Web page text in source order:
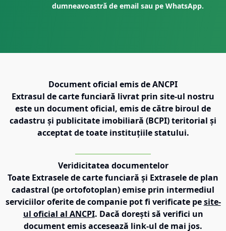
dumneavoastră de email sau pe WhatsApp.
Document oficial emis de ANCPI
Extrasul de carte funciară livrat prin site-ul nostru
este un document oficial, emis de către biroul de
cadastru și publicitate imobiliară (BCPI) teritorial și
acceptat de toate instituțiile statului.
Veridicitatea documentelor
Toate Extrasele de carte funciară și Extrasele de plan
cadastral (pe ortofotoplan) emise prin intermediul
serviciilor oferite de companie pot fi verificate pe site-
ul oficial al ANCPI. Dacă dorești să verifici un
document emis accesează link-ul de mai jos.